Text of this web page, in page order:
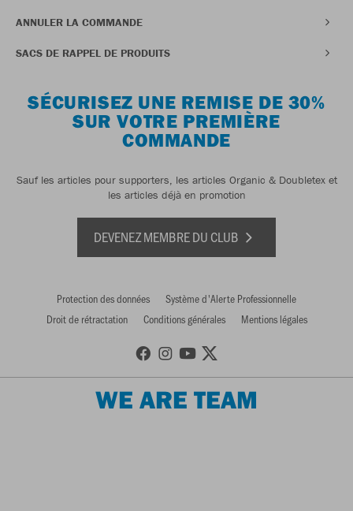
ANNULER LA COMMANDE
SACS DE RAPPEL DE PRODUITS
SÉCURISEZ UNE REMISE DE 30%
SUR VOTRE PREMIÈRE
COMMANDE
Sauf les articles pour supporters, les articles Organic & Doubletex et
les articles déjà en promotion
DEVENEZ MEMBRE DU CLUB
Protection des données
Système d'Alerte Professionnelle
Droit de rétractation
Conditions générales Mentions légales
WE ARE TEAM